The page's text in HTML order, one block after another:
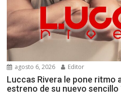
agosto 6, 2026 Editor
Luccas Rivera le pone ritmo
estreno de su nuevo sencillo